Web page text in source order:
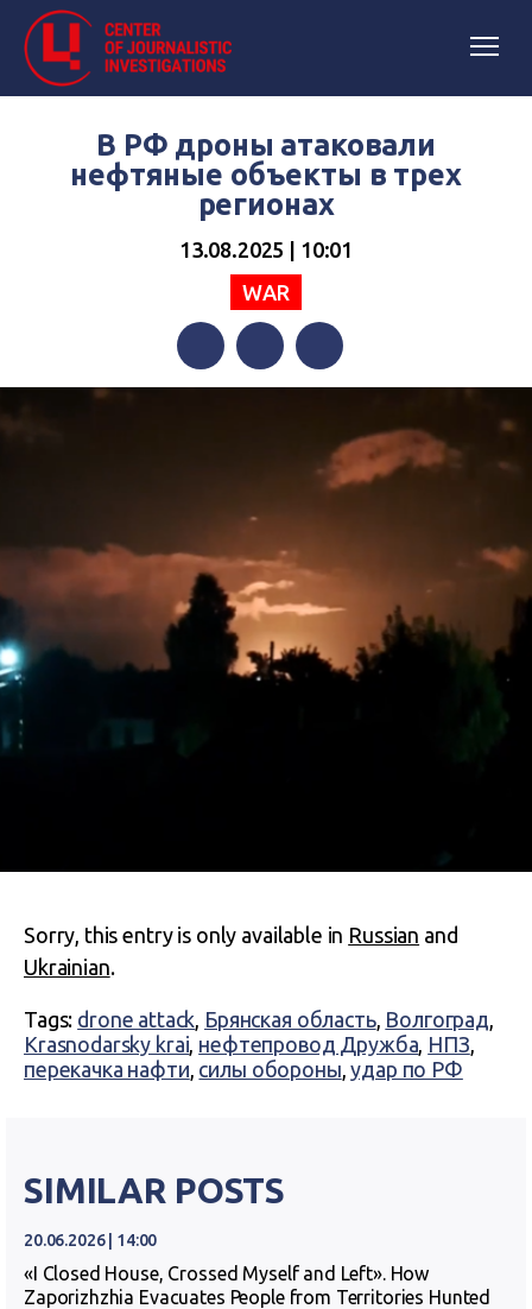
В РФ дроны атаковали
нефтяные объекты в трех
регионах
13.08.2025 | 10:01
WAR
FacebookTwitterTelegram
Sorry, this entry is only available in Russian and
Ukrainian.
Tags: drone attack, Брянская область, Волгоград,
Krasnodarsky krai, нефтепровод Дружба, НПЗ,
перекачка нафти, силы обороны,удар по РФ
SIMILAR POSTS
20.06.2026 | 14:00
«I Closed House, Crossed Myself and Left». How
Zaporizhzhia Evacuates People from Territories Hunted